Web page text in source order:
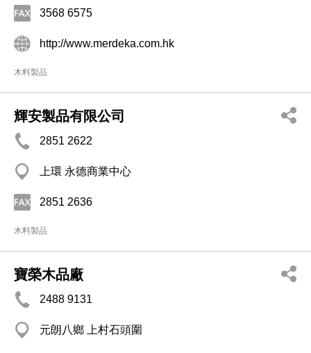
3568 6575
http://www.merdeka.com.hk
木料製品
輝安製品有限公司
2851 2622
上環 永德商業中心
2851 2636
木料製品
寶榮木品廠
2488 9131
元朗八鄉 上村石頭圍